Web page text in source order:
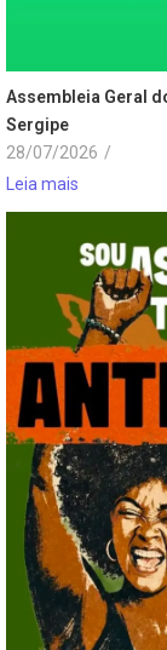
Assembleia Geral
Sergipe
28/07/2026 /
Leia mais